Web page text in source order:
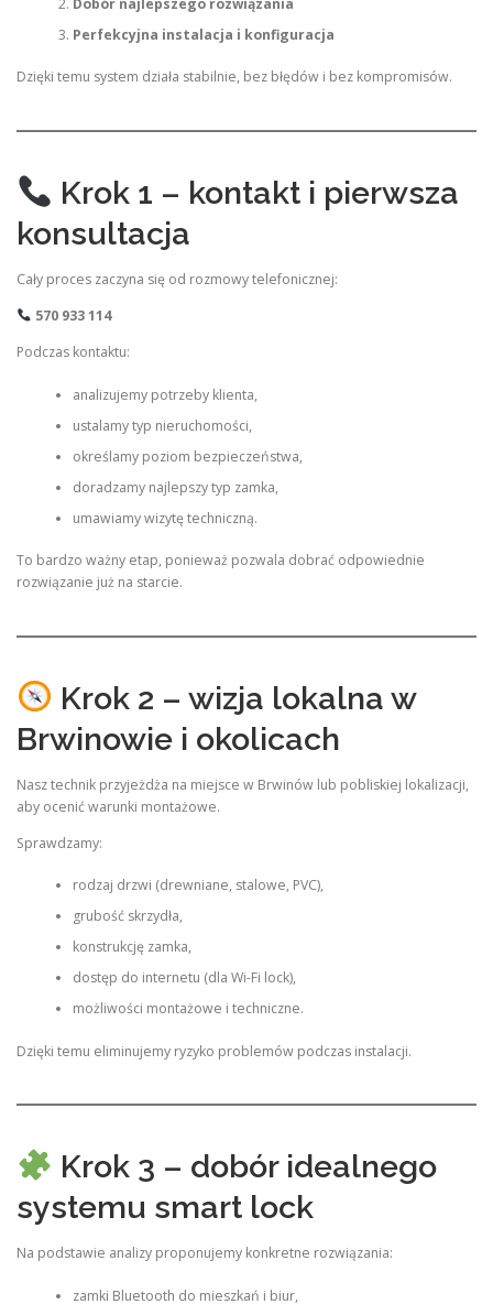
Dobór najlepszego rozwiązania
Perfekcyjna instalacja i konfiguracja
Dzięki temu system działa stabilnie, bez błędów i bez kompromisów.
Krok 1 – kontakt i pierwsza
konsultacja
Cały proces zaczyna się od rozmowy telefonicznej:
570 933 114
Podczas kontaktu:
analizujemy potrzeby klienta,
ustalamy typ nieruchomości,
określamy poziom bezpieczeństwa,
doradzamy najlepszy typ zamka,
umawiamy wizytę techniczną.
To bardzo ważny etap, ponieważ pozwala dobrać odpowiednie
rozwiązanie już na starcie.
Krok 2 – wizja lokalna w
Brwinowie i okolicach
Nasz technik przyjeżdża na miejsce w Brwinów lub pobliskiej lokalizacji,
aby ocenić warunki montażowe.
Sprawdzamy:
rodzaj drzwi (drewniane, stalowe, PVC),
grubość skrzydła,
konstrukcję zamka,
dostęp do internetu (dla Wi-Fi lock),
możliwości montażowe i techniczne.
Dzięki temu eliminujemy ryzyko problemów podczas instalacji.
Krok 3 – dobór idealnego
systemu smart lock
Na podstawie analizy proponujemy konkretne rozwiązania:
zamki Bluetooth do mieszkań i biur,